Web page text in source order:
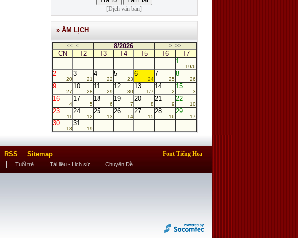
[Dịch văn bản]
» ÂM LỊCH
<< < 8/2026 > >>
CN T2 T3 T4 T5 T6
T7
1
19/6
2
20
3
21
4
22
5
23
6
24
7
25
8
26
9
27
10
28
11
29
12
30
13
1/7
14
2
15
3
16
4
17
5
18
6
19
7
20
8
21
9
22
10
23
11
24
12
25
13
26
14
27
15
28
16
29
17
30
18
31
19
RSS Sitemap Font Tiếng Hoa
Tuổi trẻ Tài liệu - Lịch sử Chuyên Đề